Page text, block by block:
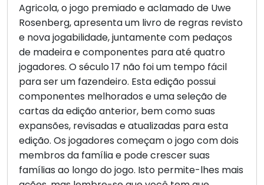
Agricola, o jogo premiado e aclamado de Uwe
Rosenberg, apresenta um livro de regras revisto
e nova jogabilidade, juntamente com pedaços
de madeira e componentes para até quatro
jogadores. O século 17 não foi um tempo fácil
para ser um fazendeiro. Esta edição possui
componentes melhorados e uma seleção de
cartas da edição anterior, bem como suas
expansões, revisadas e atualizadas para esta
edição. Os jogadores começam o jogo com dois
membros da família e pode crescer suas
famílias ao longo do jogo. Isto permite-lhes mais